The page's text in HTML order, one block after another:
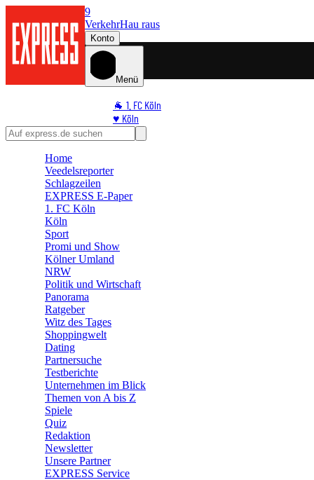
9
VerkehrHau raus
Konto
Menü
🐐 1. FC Köln
♥️ Köln
⭐ Promi
🛒 Shoppingwelt
Home
Veedelsreporter
Schlagzeilen
EXPRESS E-Paper
1. FC Köln
Köln
Sport
Promi und Show
Kölner Umland
NRW
Politik und Wirtschaft
Panorama
Ratgeber
Witz des Tages
Shoppingwelt
Dating
Partnersuche
Testberichte
Unternehmen im Blick
Themen von A bis Z
Spiele
Quiz
Redaktion
Newsletter
Unsere Partner
EXPRESS Service